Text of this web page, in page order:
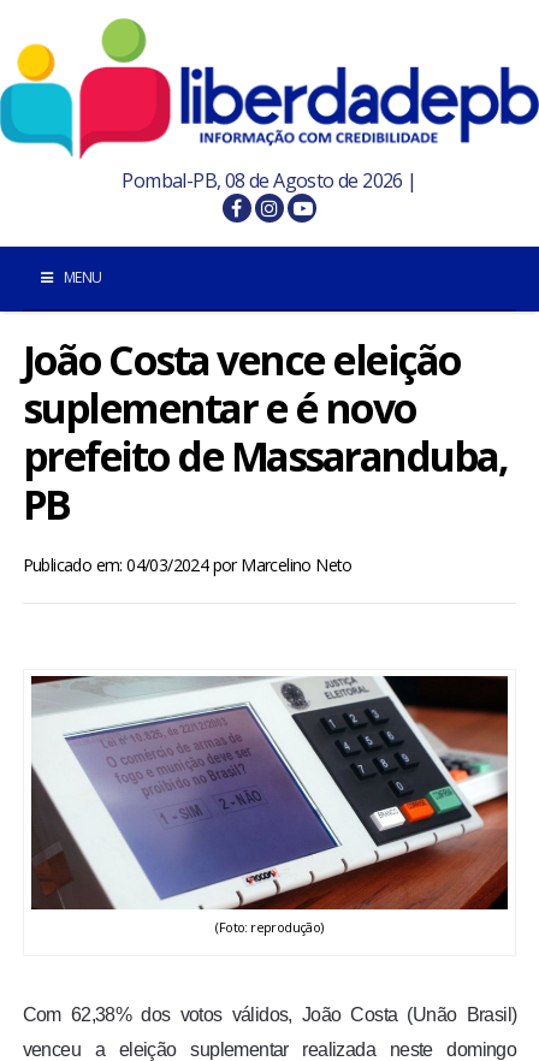
Pombal-PB, 08 de Agosto de 2026 |
MENU
INÍCIO
POMBAL E REGIÃO
ESPORTES
ENTRETENIMENTO
ENQUETE
TV LPB
COLUNISTAS
João Costa vence eleição
suplementar e é novo
prefeito de Massaranduba,
PB
Publicado em: 04/03/2024porMarcelino Neto
(Foto: reprodução)
Com 62,38% dos votos válidos, João Costa (Unão Brasil)
venceu a eleição suplementar realizada neste domingo